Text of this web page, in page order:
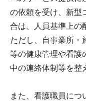
の依頼を受け、新型
合は、人員基準上の
ただし、自事業所・
等の健康管理や看護
中の連絡体制等を整
また、看護職員につ